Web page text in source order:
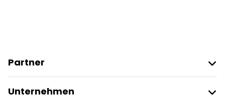
Partner
Anbieter-Anmeldung
Unternehmen